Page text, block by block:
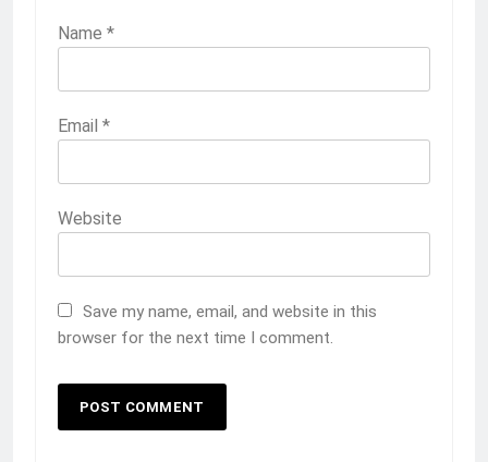
Name *
Email *
Website
Save my name, email, and website in this
browser for the next time I comment.